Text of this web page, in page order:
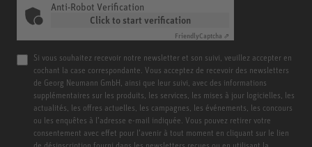
Anti-Robot Verification
Click to start verification
FriendlyCaptcha ⇗
Si vous souhaitez recevoir notre newsletter et son suivi, veuillez accepter en
cochant la case correspondante. Vous acceptez de recevoir des newsletters
de Georg Neumann GmbH, ainsi que leur suivi, avec des informations
supplémentaires sur les produits, les services, les mises à jour logicielles, les
actualités, les offres actuelles, les campagnes, les événements, les concours
ou les enquêtes à l’adresse e-mail indiquée. Vous pouvez retirer votre
consentement avec effet pour l’avenir à tout moment en cliquant sur le lien